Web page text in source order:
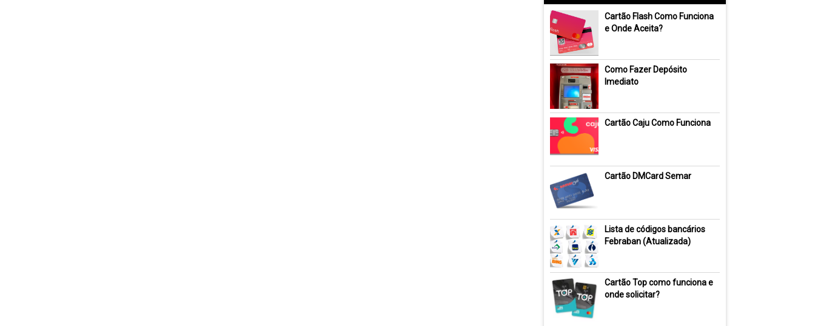
Cartão Flash Como Funciona
e Onde Aceita?
Como Fazer Depósito
Imediato
Cartão Caju Como Funciona
Cartão DMCard Semar
Lista de códigos bancários
Febraban (Atualizada)
Cartão Top como funciona e
onde solicitar?